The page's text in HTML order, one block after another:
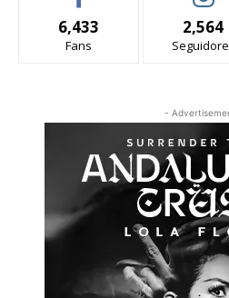
6,433
Fans
2,564
-